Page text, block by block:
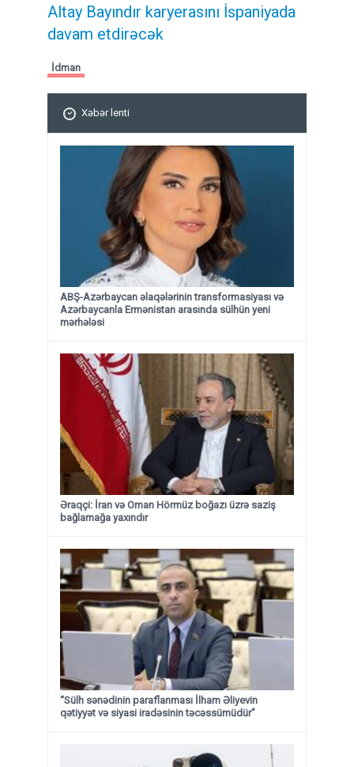
Altay Bayındır karyerasını İspaniyada
davam etdirəcək
İdman
Xəbər lenti
ABŞ-Azərbaycan əlaqələrinin transformasiyası və
Azərbaycanla Ermənistan arasında sülhün yeni
mərhələsi
Əraqçi: İran və Oman Hörmüz boğazı üzrə saziş
bağlamağa yaxındır
“Sülh sənədinin paraflanması İlham Əliyevin
qətiyyət və siyasi iradəsinin təcəssümüdür”